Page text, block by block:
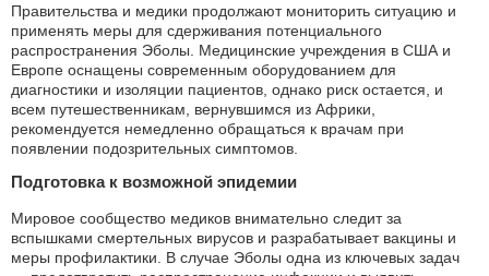
Правительства и медики продолжают мониторить ситуацию и
применять меры для сдерживания потенциального
распространения Эболы. Медицинские учреждения в США и
Европе оснащены современным оборудованием для
диагностики и изоляции пациентов, однако риск остается, и
всем путешественникам, вернувшимся из Африки,
рекомендуется немедленно обращаться к врачам при
появлении подозрительных симптомов.
Подготовка к возможной эпидемии
Мировое сообщество медиков внимательно следит за
вспышками смертельных вирусов и разрабатывает вакцины и
меры профилактики. В случае Эболы одна из ключевых задач